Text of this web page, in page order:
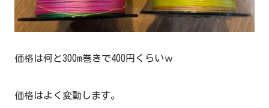
価格は何と300m巻きで400円くらいｗ
価格はよく変動します。